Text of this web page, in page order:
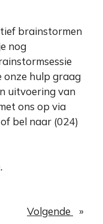
brainstormen
nog
onze hulp graag
uitvoering van
ons op via
of bel naar (024)
Volgende »